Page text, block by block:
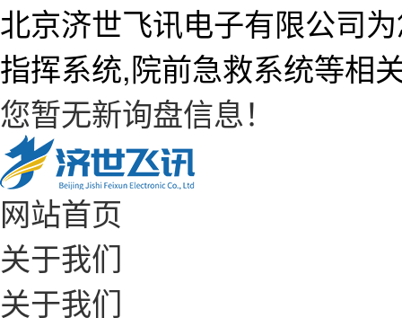
北京济世飞讯电子有限公司
指挥系统,院前急救系统等相
您暂无新询盘信息！
网站首页
关于我们
关于我们